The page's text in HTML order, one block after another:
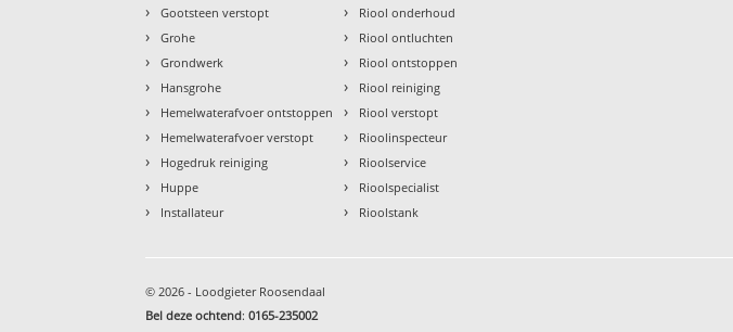
› Gootsteen verstopt
› Grohe
› Grondwerk
› Hansgrohe
› Hemelwaterafvoer ontstoppen
› Hemelwaterafvoer verstopt
› Hogedruk reiniging
› Huppe
› Installateur
› Riool onderhoud
› Riool ontluchten
› Riool ontstoppen
› Riool reiniging
› Riool verstopt
› Rioolinspecteur
› Rioolservice
› Rioolspecialist
› Rioolstank
© 2026 - Loodgieter Roosendaal
Bel deze ochtend:0165-235002